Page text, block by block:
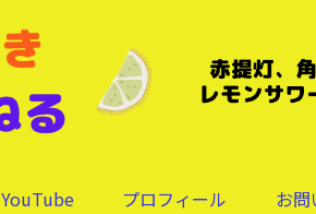
YouTube プロフィール お